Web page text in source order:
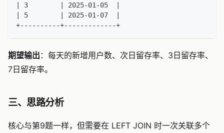
| 3        | 2025-01-05  |
| 5        | 2025-01-07  |
+----------+-------------+
期望输出 ：每天的新增用户数、次日留存率、3日留存率、
7日留存率。
三、思路分析
核心与第9题一样，但需要在 LEFT JOIN 时一次关联多个